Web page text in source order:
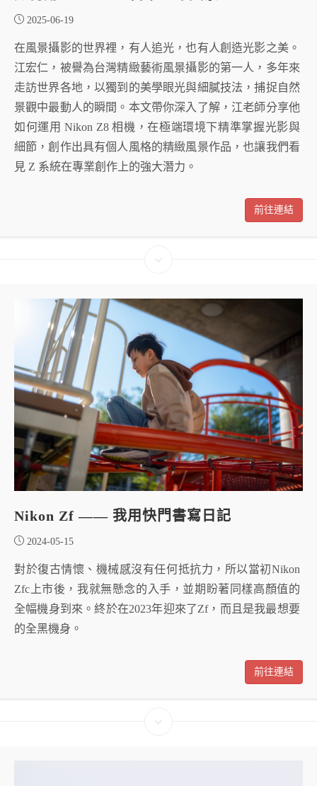
2025-06-19
在風景攝影的世界裡，有人追光，也有人創造光影之美。
江宏仁，被譽為台灣精緻藝術風景攝影的第一人，多年來
走訪世界各地，以獨到的美學眼光與細膩技法，捕捉自然
景觀中最動人的瞬間。本文帶你深入了解，江老師分享他
如何運用 Nikon Z8 相機，在極端環境下精準掌握光影與
細節，創作出具有個人風格的精緻風景作品，也讓我們看
見 Z 系統在專業創作上的強大潛力。
前往連結
Nikon Zf —— 我用快門書寫日記
2024-05-15
對於復古情懷、機械感沒有任何抵抗力，所以當初Nikon
Zfc上市後，我就無懸念的入手，並期盼著同樣高顏值的
全幅機身到來。終於在2023年迎來了Zf，而且是我最想要
的全黑機身。
前往連結